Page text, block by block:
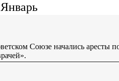
Январь
Союзе начались аресты